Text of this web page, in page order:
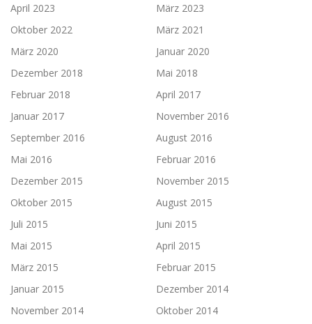
April 2023
März 2023
Oktober 2022
März 2021
März 2020
Januar 2020
Dezember 2018
Mai 2018
Februar 2018
April 2017
Januar 2017
November 2016
September 2016
August 2016
Mai 2016
Februar 2016
Dezember 2015
November 2015
Oktober 2015
August 2015
Juli 2015
Juni 2015
Mai 2015
April 2015
März 2015
Februar 2015
Januar 2015
Dezember 2014
November 2014
Oktober 2014